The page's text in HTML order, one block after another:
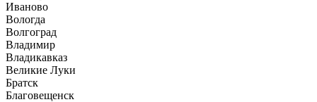
Иваново
Вологда
Волгоград
Владимир
Владикавказ
Великие Луки
Братск
Благовещенск